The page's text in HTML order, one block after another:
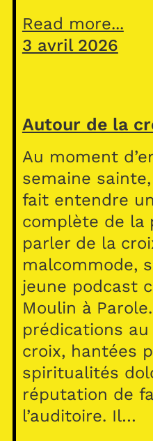
Read more...
3 avril 2026
Autour de la
Au moment
semaine
fait entendre
complète de la
parler de la
malcommode,
jeune podcast
Moulin à
prédications
croix, hantées
spiritualités
réputation de
l’auditoire. Il…